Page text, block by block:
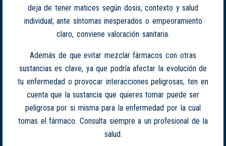
deja de tener matices según dosis, contexto y salud
individual; ante síntomas inesperados o empeoramiento
claro, conviene valoración sanitaria.
Además de que evitar mezclar fármacos con otras
sustancias es clave, ya que podría afectar la evolución de
tu enfermedad o provocar interacciones peligrosas, ten en
cuenta que la sustancia que quieres tomar puede ser
peligrosa por si misma para la enfermedad por la cual
tomas el fármaco. Consulta siempre a un profesional de la
salud.